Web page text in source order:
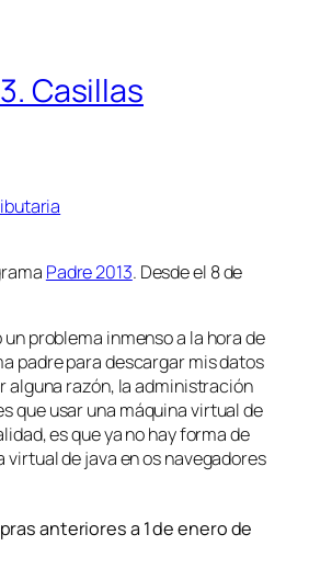
Casillas
Padre 2013. Desde el 8 de
problema inmenso a la hora de
padre para descargar mis datos
alguna razón, la administración
que usar una máquina virtual de
es que ya no hay forma de
virtual de java en os navegadores
anteriores a 1 de enero de